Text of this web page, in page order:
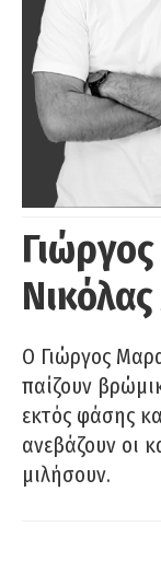
Ο Γιώργος
παίζουν
εκτός φάσης
ανεβάζουν οι
μιλήσουν.